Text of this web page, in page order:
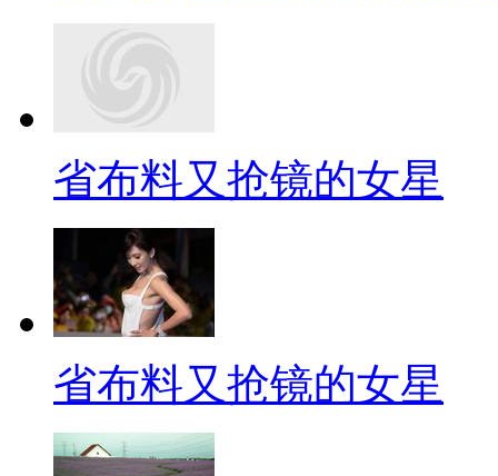
省布料又抢镜的女星
省布料又抢镜的女星